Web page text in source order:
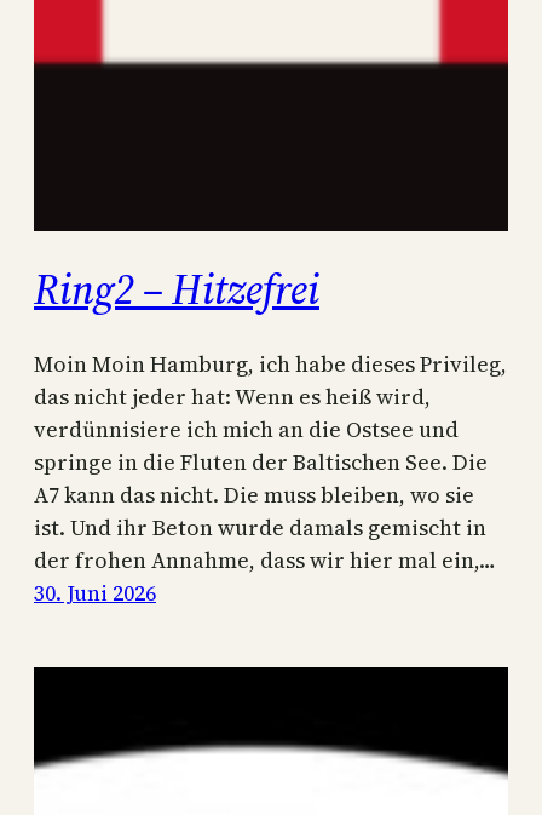
Ring2 – Hitzefrei
Moin Moin Hamburg, ich habe dieses Privileg,
das nicht jeder hat: Wenn es heiß wird,
verdünnisiere ich mich an die Ostsee und
springe in die Fluten der Baltischen See. Die
A7 kann das nicht. Die muss bleiben, wo sie
ist. Und ihr Beton wurde damals gemischt in
der frohen Annahme, dass wir hier mal ein,…
30. Juni 2026